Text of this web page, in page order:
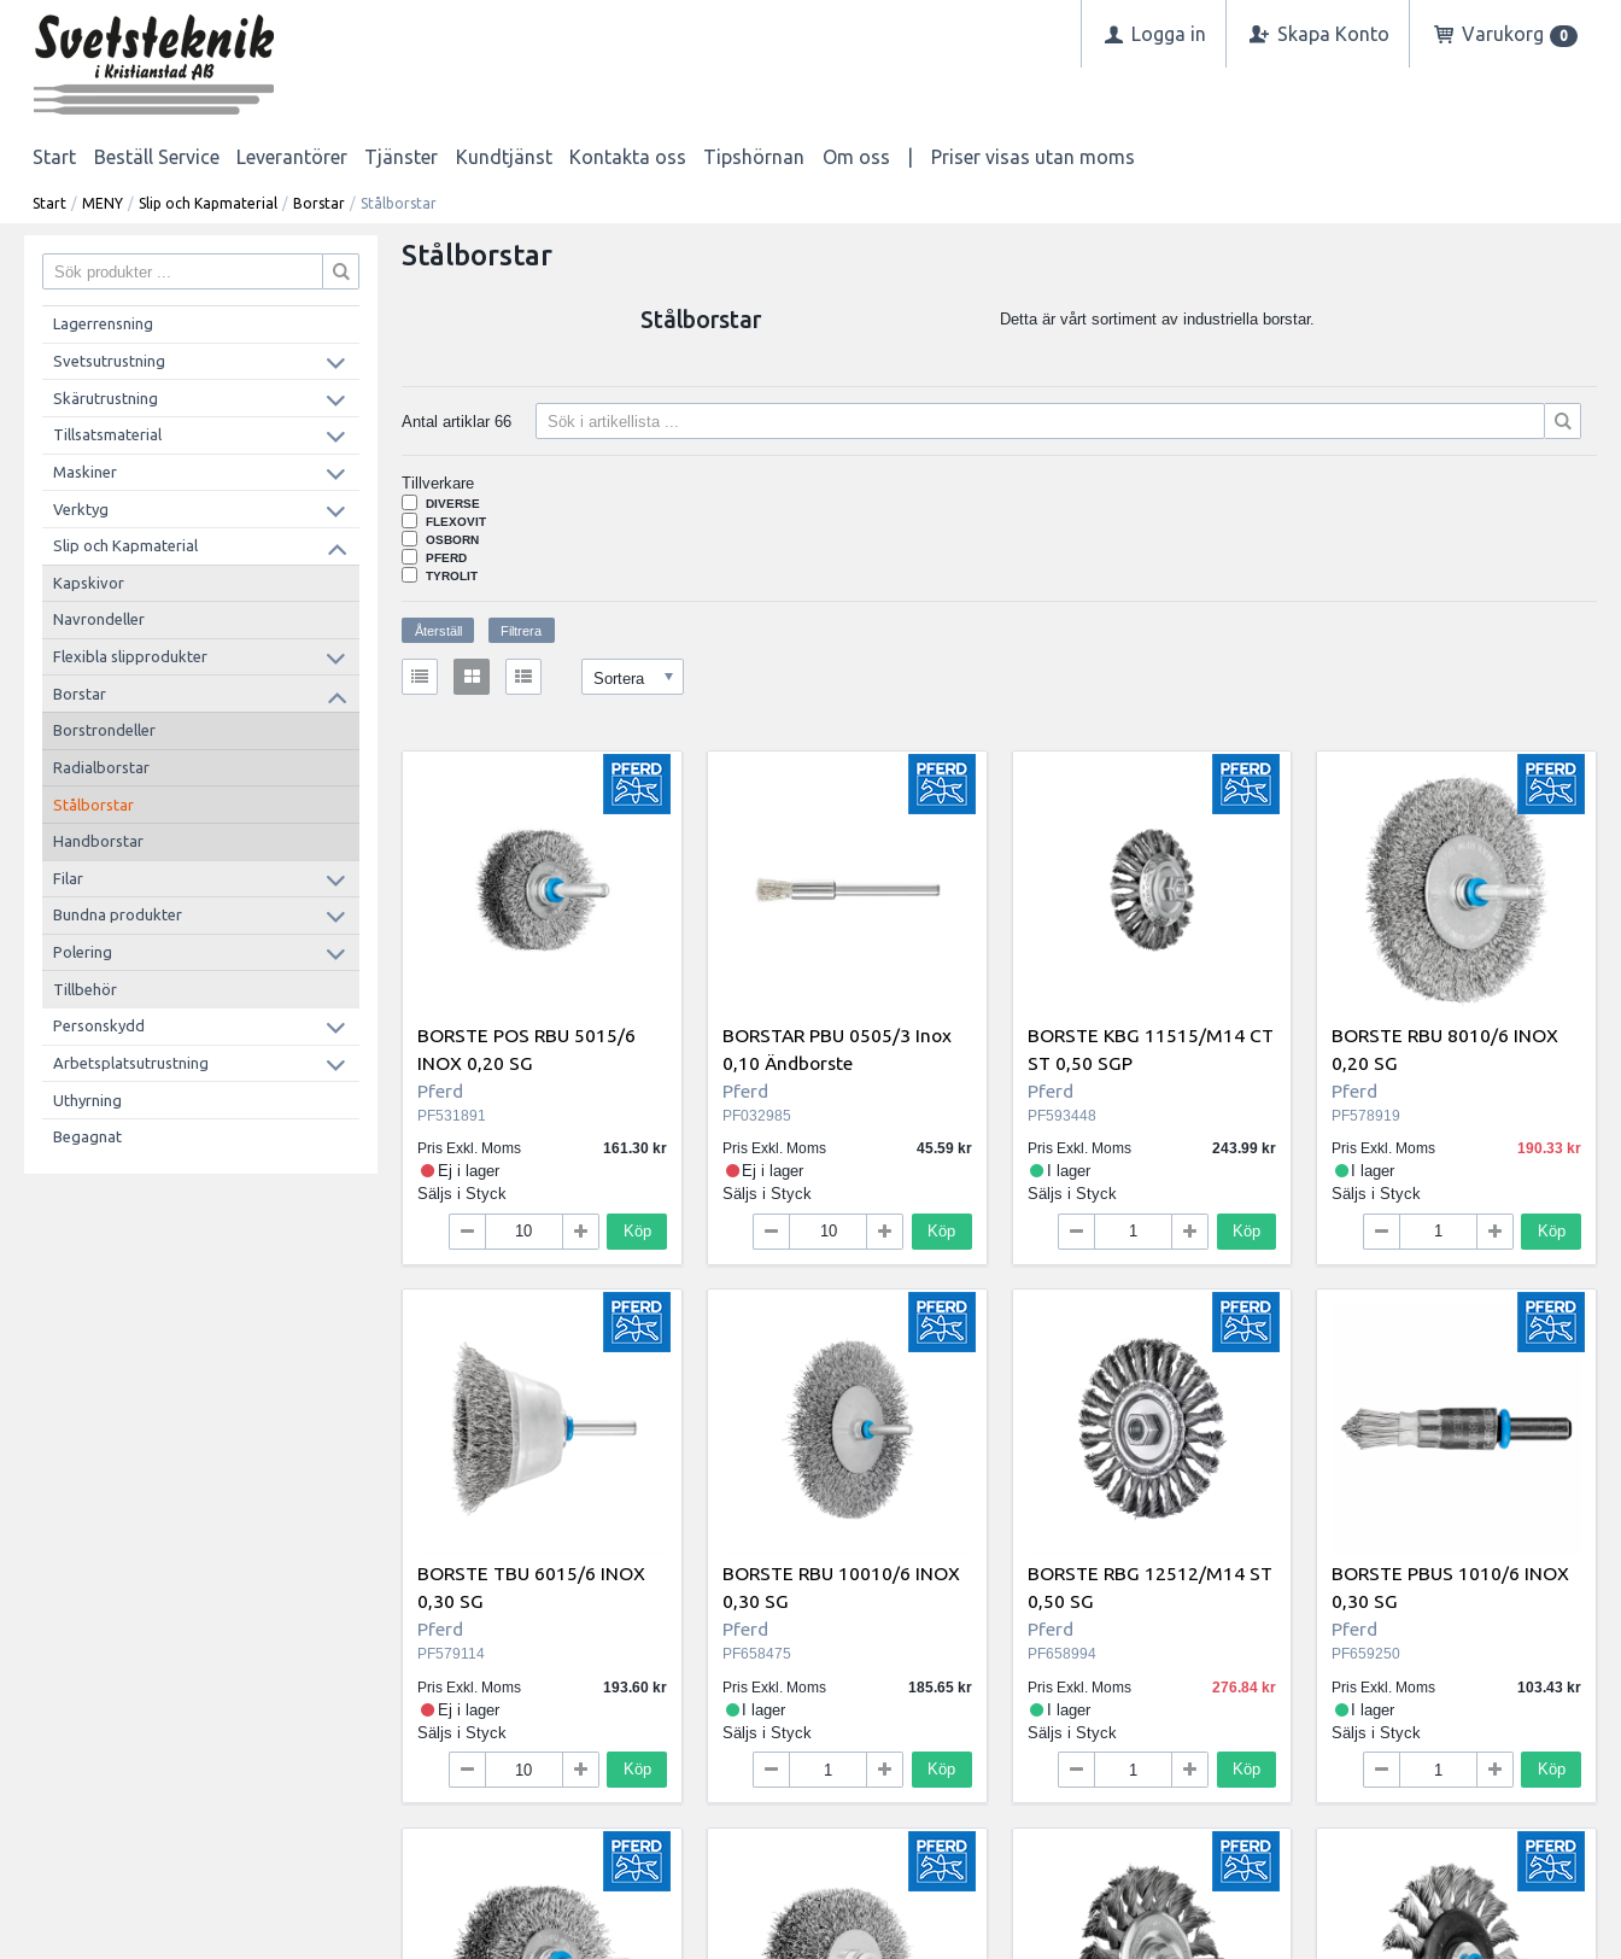
Logga in Skapa Konto Varukorg 0
Start Beställ Service Leverantörer Tjänster Kundtjänst Kontakta oss Tipshörnan Om oss Priser visas utan moms
Start / MENY / Slip och Kapmaterial / Borstar / Stålborstar
Lagerrensning
Svetsutrustning
Skärutrustning
Tillsatsmaterial
Maskiner
Verktyg
Slip och Kapmaterial
Kapskivor
Navrondeller
Flexibla slipprodukter
Borstar
Borstrondeller
Radialborstar
Stålborstar
Handborstar
Filar
Bundna produkter
Polering
Tillbehör
Personskydd
Arbetsplatsutrustning
Uthyrning
Begagnat
Stålborstar
Stålborstar Detta är vårt sortiment av industriella borstar.
Antal artiklar66
Tillverkare
DIVERSE
FLEXOVIT
OSBORN
PFERD
TYROLIT
Sortera
BORSTE POS RBU 5015/6
INOX 0,20 SG
Pferd
PF531891
Pris Exkl. Moms
161.30
Ej i lager
Säljs iStyck
Köp
BORSTAR PBU 0505/3 Inox
0,10 Ändborste
Pferd
PF032985
Pris Exkl. Moms
45.59
Ej i lager
Säljs i Styck
Köp
BORSTE KBG 11515/M14 CT
ST 0,50 SGP
Pferd
PF593448
Pris Exkl. Moms
243.99
I lager
Säljs i Styck
Köp
BORSTE RBU 8010/6 INOX
0,20 SG
Pferd
PF578919
Pris Exkl. Moms
190.33
I lager
Säljs iStyck
Köp
BORSTE TBU 6015/6 INOX
0,30 SG
Pferd
PF579114
Pris Exkl. Moms
193.60
Ej i lager
Säljs iStyck
Köp
BORSTE RBU 10010/6 INOX
0,30 SG
Pferd
PF658475
Pris Exkl. Moms
185.65
I lager
Säljs i Styck
Köp
BORSTE RBG 12512/M14 ST
0,50 SG
Pferd
PF658994
Pris Exkl. Moms
276.84
I lager
Säljs i Styck
Köp
BORSTE PBUS 1010/6 INOX
0,30 SG
Pferd
PF659250
Pris Exkl. Moms
103.43
I lager
Säljs iStyck
Köp